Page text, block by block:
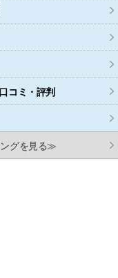
コミ・評判
グを見る≫